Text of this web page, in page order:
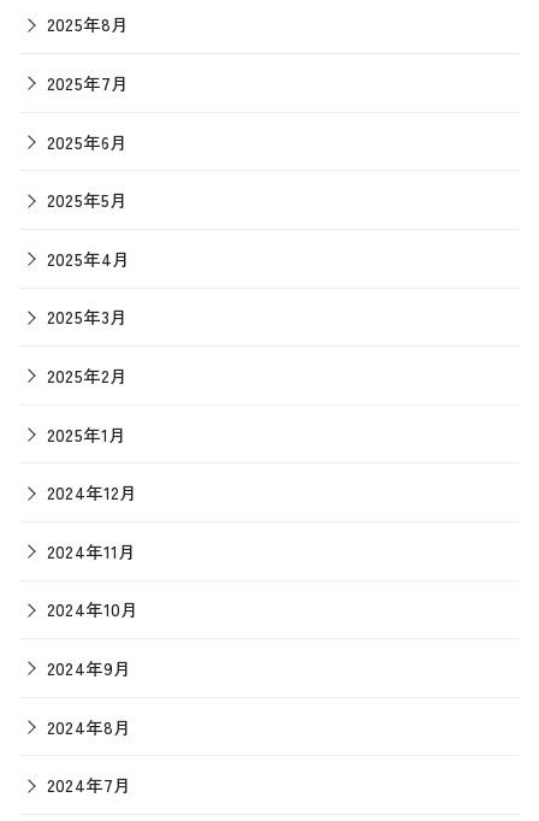
2025年8月
2025年7月
2025年6月
2025年5月
2025年4月
2025年3月
2025年2月
2025年1月
2024年12月
2024年11月
2024年10月
2024年9月
2024年8月
2024年7月